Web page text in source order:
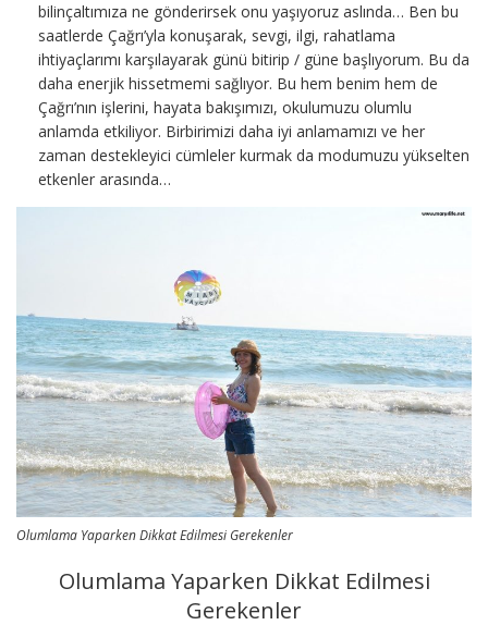
bilinçaltımıza ne gönderirsek onu yaşıyoruz aslında… Ben bu
saatlerde Çağrı’yla konuşarak, sevgi, ilgi, rahatlama
ihtiyaçlarımı karşılayarak günü bitirip / güne başlıyorum. Bu da
daha enerjik hissetmemi sağlıyor. Bu hem benim hem de
Çağrı’nın işlerini, hayata bakışımızı, okulumuzu olumlu
anlamda etkiliyor. Birbirimizi daha iyi anlamamızı ve her
zaman destekleyici cümleler kurmak da modumuzu yükselten
etkenler arasında…
Olumlama Yaparken Dikkat Edilmesi Gerekenler
Olumlama Yaparken Dikkat Edilmesi
Gerekenler